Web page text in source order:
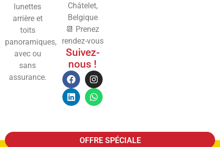
lunettes
arrière et
toits
panoramiques,
avec ou
sans
assurance.
Châtelet,
Belgique
📆 Prenez
rendez-vous
Suivez-
nous !
OFFRE SPÉCIALE